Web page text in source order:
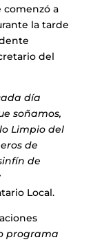
comenzó a
la tarde
del
día
soñamos,
Limpio del
de
de
Local.
programa